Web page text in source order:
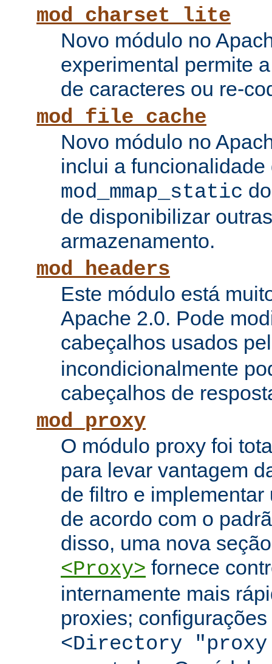
mod_charset_lite
Novo módulo no
experimental permite
de caracteres ou re-
mod_file_cache
Novo módulo no
inclui a funcionalidade
mod_mmap_static
de disponibilizar
armazenamento.
mod_headers
Este módulo está
Apache 2.0. Pode
cabeçalhos usados
incondicionalmente
cabeçalhos de
mod_proxy
O módulo proxy foi
para levar vantagem
de filtro e
de acordo com o
disso, uma nova
<Proxy> fornece
internamente mais
proxies;
<Directory